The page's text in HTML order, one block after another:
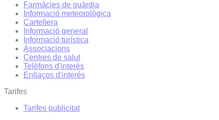
Farmàcies de guàrdia
Informació meteorològica
Cartellera
Informació general
Informació turística
Associacions
Centres de salut
Telèfons d'interès
Enllaços d'interés
Tarifes
Tarifes publicitat